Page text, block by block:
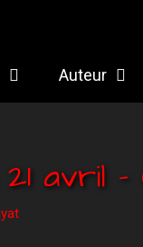
Auteur
avril